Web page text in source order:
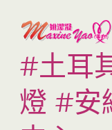
#土耳
燈 #安